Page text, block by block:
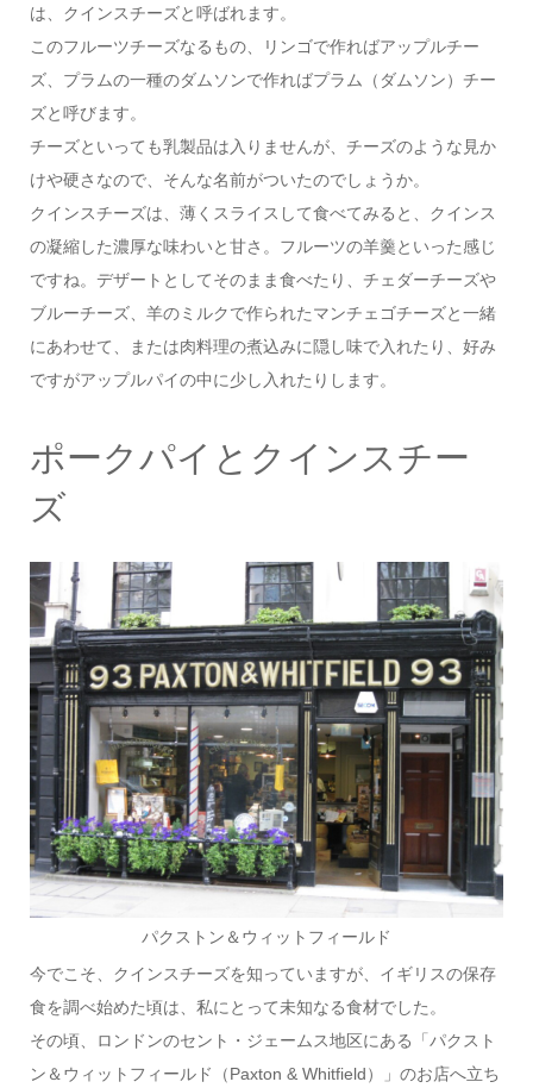
は、クインスチーズと呼ばれます。
このフルーツチーズなるもの、リンゴで作ればアップルチー
ズ、プラムの一種のダムソンで作ればプラム（ダムソン）チー
ズと呼びます。
チーズといっても乳製品は入りませんが、チーズのような見か
けや硬さなので、そんな名前がついたのでしょうか。
クインスチーズは、薄くスライスして食べてみると、クインス
の凝縮した濃厚な味わいと甘さ。フルーツの羊羹といった感じ
ですね。デザートとしてそのまま食べたり、チェダーチーズや
ブルーチーズ、羊のミルクで作られたマンチェゴチーズと一緒
にあわせて、または肉料理の煮込みに隠し味で入れたり、好み
ですがアップルパイの中に少し入れたりします。
ポークパイとクインスチー
ズ
パクストン＆ウィットフィールド
今でこそ、クインスチーズを知っていますが、イギリスの保存
食を調べ始めた頃は、私にとって未知なる食材でした。
その頃、ロンドンのセント・ジェームス地区にある「パクスト
ン＆ウィットフィールド（Paxton & Whitfield）」のお店へ立ち